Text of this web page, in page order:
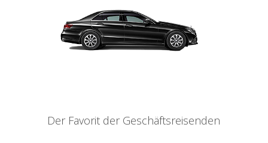
Der Favorit der Geschäftsreisenden